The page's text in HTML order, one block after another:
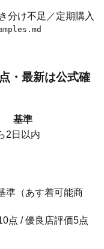
分け不足／定期購入
・最新は公式確
基準
2日以内
準（あす着可能商
点 / 優良店評価5点